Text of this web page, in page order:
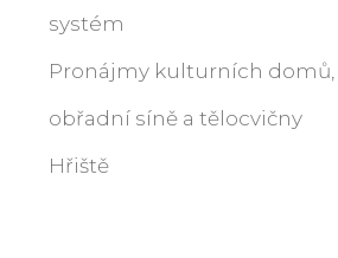
systém
Pronájmy kulturních domů,
obřadní síně a tělocvičny
Hřiště